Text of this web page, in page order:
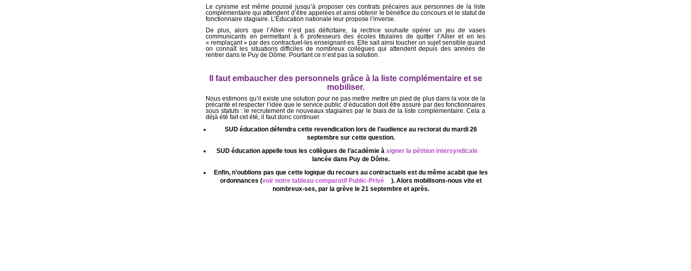
Le cynisme est même poussé jusqu’à proposer ces contrats précaires aux personnes de la liste
complémentaire qui attendent d’être appelées et ainsi obtenir le bénéfice du concours et le statut de
fonctionnaire stagiaire. L’Éducation nationale leur propose l’inverse.
De plus, alors que l’Allier n’est pas déficitaire, la rectrice souhaite opérer un jeu de vases
communicants en permettant à 6 professeurs des écoles titulaires de quitter l’Allier et en les
« remplaçant » par des contractuel-les enseignant-es. Elle sait ainsi toucher un sujet sensible quand
on connaît les situations difficiles de nombreux collègues qui attendent depuis des années de
rentrer dans le Puy de Dôme. Pourtant ce n’est pas la solution.
Il faut embaucher des personnels grâce à la liste complémentaire et se
mobiliser.
Nous estimons qu’il existe une solution pour ne pas mettre mettre un pied de plus dans la voix de la
précarité et respecter l’idée que le service public d’éducation doit être assuré par des fonctionnaires
sous statuts : le recrutement de nouveaux stagiaires par le biais de la liste complémentaire. Cela a
déjà été fait cet été, il faut donc continuer.
SUD éducation défendra cette revendication lors de l’audience au rectorat du mardi 26
septembre sur cette question.
SUD éducation appelle tous les collègues de l’académie à signer la pétition intersyndicale
lancée dans Puy de Dôme.
Enfin, n’oublions pas que cette logique du recours au contractuels est du même acabit que les
ordonnances (voir notre tableau comparatif Public-Privé
). Alors mobilisons-nous vite et
nombreux-ses, par la grève le 21 septembre et après.